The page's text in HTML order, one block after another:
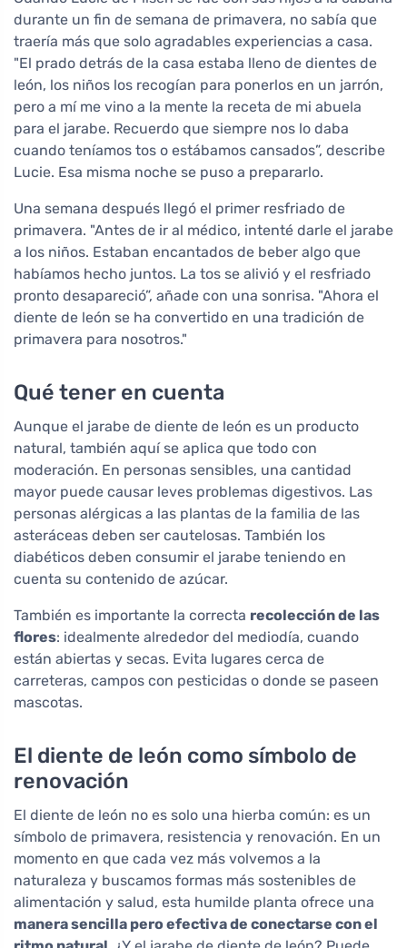
durante un fin de semana de primavera, no sabía que
traería más que solo agradables experiencias a casa.
"El prado detrás de la casa estaba lleno de dientes de
león, los niños los recogían para ponerlos en un jarrón,
pero a mí me vino a la mente la receta de mi abuela
para el jarabe. Recuerdo que siempre nos lo daba
cuando teníamos tos o estábamos cansados”, describe
Lucie. Esa misma noche se puso a prepararlo.
Una semana después llegó el primer resfriado de
primavera. "Antes de ir al médico, intenté darle el jarabe
a los niños. Estaban encantados de beber algo que
habíamos hecho juntos. La tos se alivió y el resfriado
pronto desapareció”, añade con una sonrisa. "Ahora el
diente de león se ha convertido en una tradición de
primavera para nosotros."
Qué tener en cuenta
Aunque el jarabe de diente de león es un producto
natural, también aquí se aplica que todo con
moderación. En personas sensibles, una cantidad
mayor puede causar leves problemas digestivos. Las
personas alérgicas a las plantas de la familia de las
asteráceas deben ser cautelosas. También los
diabéticos deben consumir el jarabe teniendo en
cuenta su contenido de azúcar.
También es importante la correcta recolección de las
flores: idealmente alrededor del mediodía, cuando
están abiertas y secas. Evita lugares cerca de
carreteras, campos con pesticidas o donde se paseen
mascotas.
El diente de león como símbolo de
renovación
El diente de león no es solo una hierba común: es un
símbolo de primavera, resistencia y renovación. En un
momento en que cada vez más volvemos a la
naturaleza y buscamos formas más sostenibles de
alimentación y salud, esta humilde planta ofrece una
manera sencilla pero efectiva de conectarse con el